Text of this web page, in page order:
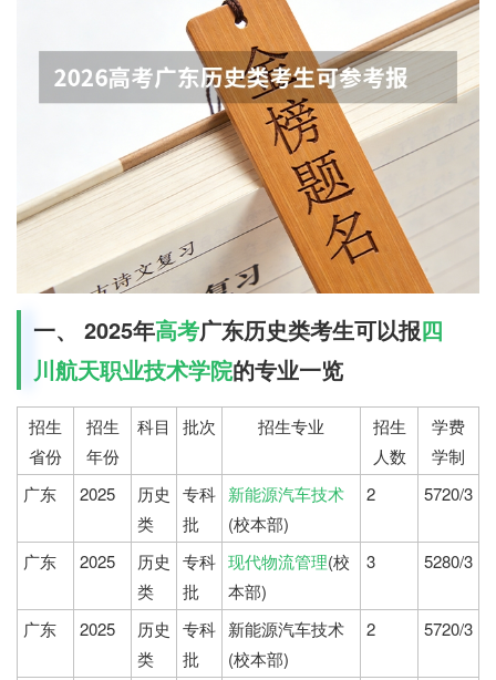
一、 2025年高考广东历史类考生可以报四
川航天职业技术学院的专业一览
招生
省份
招生
年份
科目 批次 招生专业
招生
人数
学费
学制
广东
2025
历史
类
专科
批
新能源汽车技术
(校本部)
2 5720/3
广东 2025
历史
类
专科
批
现代物流管理(校
本部)
3 5280/3
广东 2025
历史
类
专科
批
新能源汽车技术
(校本部)
2 5720/3